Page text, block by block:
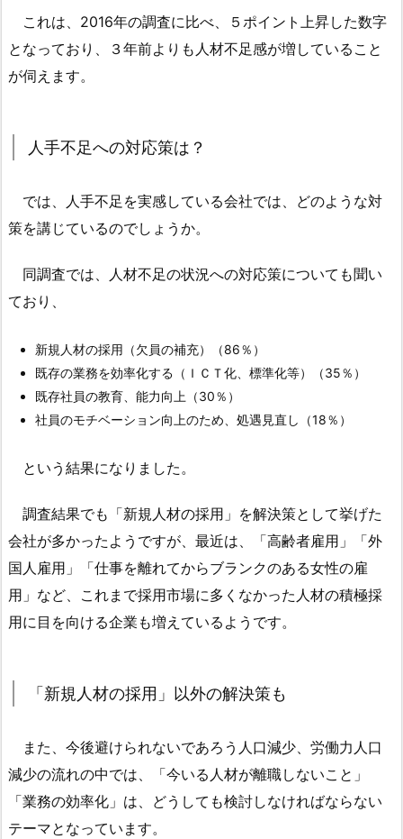
９
割
1.
手
足
の
策
1.
2.
「新
規
採
用」
以
外
の
策
人
材
確
これは、2016年の調査に比べ、５ポイント上昇した数字
となっており、３年前よりも人材不足感が増していること
が伺えます。
人手不足への対応策は？
では、人手不足を実感している会社では、どのような対
策を講じているのでしょうか。
同調査では、人材不足の状況への対応策についても聞い
ており、
新規人材の採用（欠員の補充）（86％）
既存の業務を効率化する（ＩＣＴ化、標準化等）（35％）
既存社員の教育、能力向上（30％）
社員のモチベーション向上のため、処遇見直し（18％）
という結果になりました。
調査結果でも「新規人材の採用」を解決策として挙げた
会社が多かったようですが、最近は、「高齢者雇用」「外
国人雇用」「仕事を離れてからブランクのある女性の雇
用」など、これまで採用市場に多くなかった人材の積極採
用に目を向ける企業も増えているようです。
「新規人材の採用」以外の解決策も
また、今後避けられないであろう人口減少、労働力人口
減少の流れの中では、「今いる人材が離職しないこと」
「業務の効率化」は、どうしても検討しなければならない
テーマとなっています。